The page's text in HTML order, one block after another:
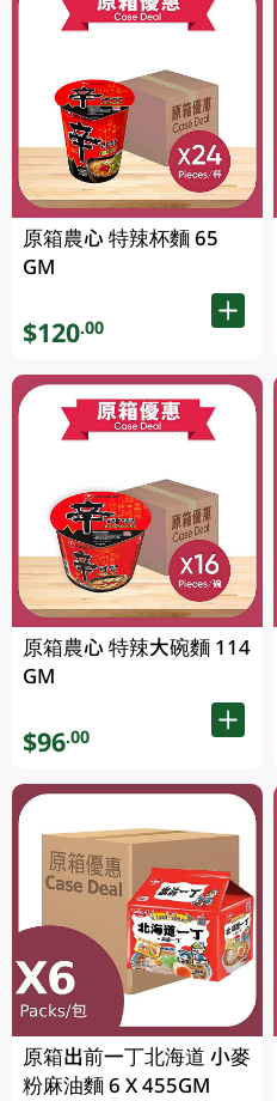
原箱農心 特辣杯麵 65
GM
$120.00
原箱農心 特辣大碗麵 114
GM
$96.00
原箱出前一丁北海道 小麥
粉麻油麵 6 X 455GM